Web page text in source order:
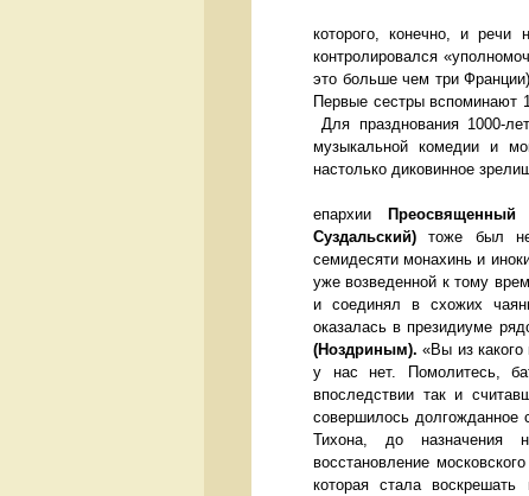
Монахини –
которого, конечно, и
контролировался
это больше чем три
Первые сестры вспоминают
Для празднования 1000-
музыкальной комедии и
настолько диковинное
епархии
Суздальский) тоже был
семидесяти монахинь и
уже возведенной к тому
и соединял в схожих
оказалась в президиуме
(Ноздриным). «Вы из
у нас нет. Помолитесь,
впоследствии так и
совершилось
Тихона, до назначения
восстановление
которая стала